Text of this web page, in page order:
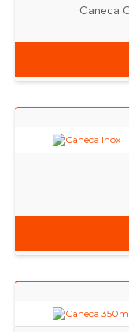
Caneca